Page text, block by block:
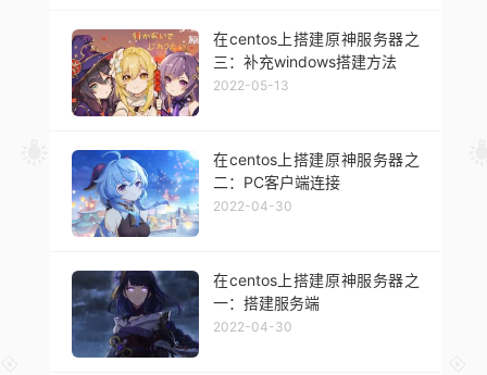
在centos上搭建原神服务器之
三：补充windows搭建方法
2022-05-13
在centos上搭建原神服务器之
二：PC客户端连接
2022-04-30
在centos上搭建原神服务器之
一：搭建服务端
2022-04-30